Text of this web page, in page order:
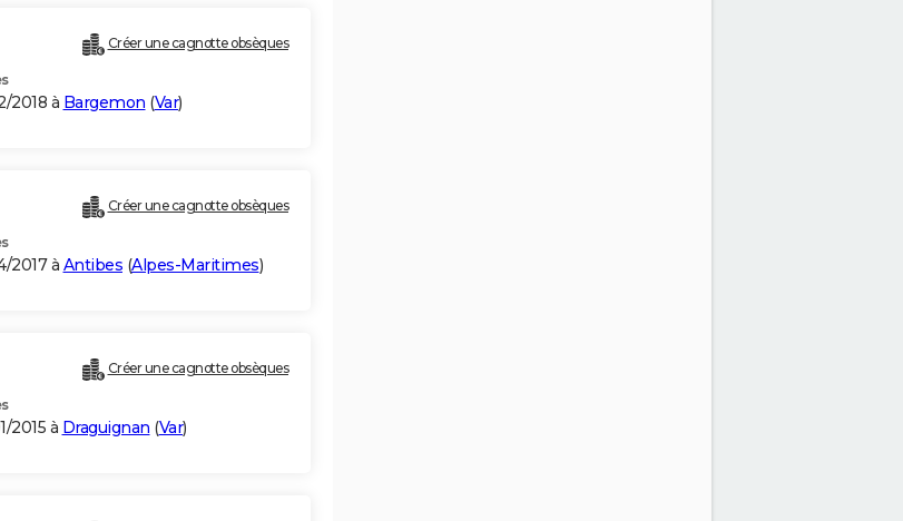
Créer une cagnotte obsèques
2018 à Bargemon (Var)
Créer une cagnotte obsèques
2017 à Antibes (Alpes-Maritimes)
Créer une cagnotte obsèques
2015 à Draguignan (Var)